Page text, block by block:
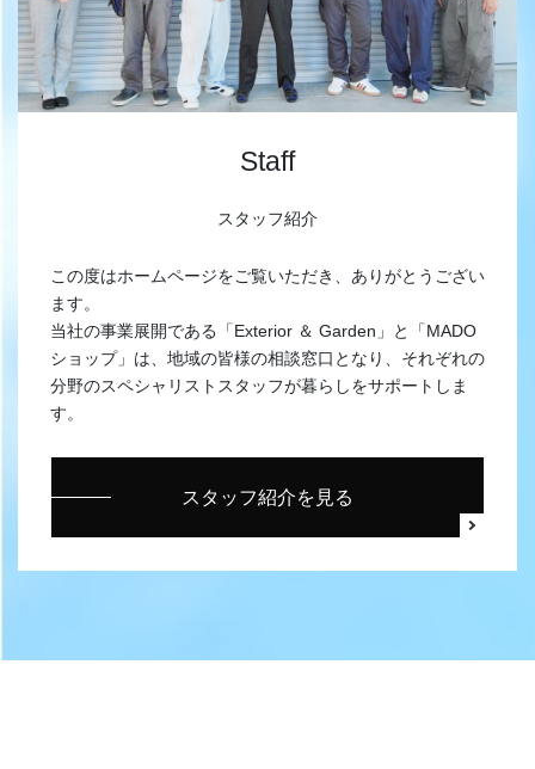
Staff
スタッフ紹介
この度はホームページをご覧いただき、ありがとうござい
ます。
当社の事業展開である「Exterior ＆ Garden」と「MADO
ショップ」は、地域の皆様の相談窓口となり、それぞれの
分野のスペシャリストスタッフが暮らしをサポートしま
す。
スタッフ紹介を見る